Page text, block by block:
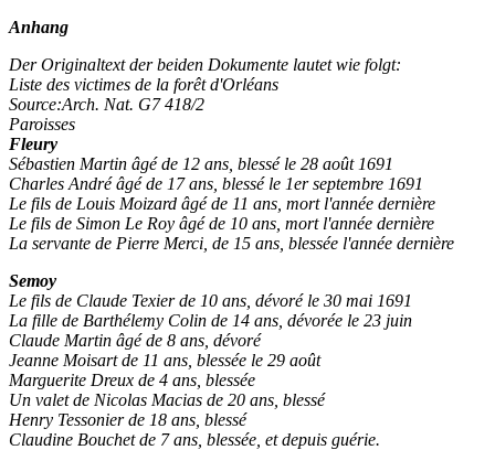
Anhang
Der Originaltext der beiden Dokumente lautet wie folgt:
Liste des victimes de la forêt d'Orléans
Source:Arch. Nat. G7 418/2
Paroisses
Fleury
Sébastien Martin âgé de 12 ans, blessé le 28 août 1691
Charles André âgé de 17 ans, blessé le 1er septembre 1691
Le fils de Louis Moizard âgé de 11 ans, mort l'année dernière
Le fils de Simon Le Roy âgé de 10 ans, mort l'année dernière
La servante de Pierre Merci, de 15 ans, blessée l'année dernière
Semoy
Le fils de Claude Texier de 10 ans, dévoré le 30 mai 1691
La fille de Barthélemy Colin de 14 ans, dévorée le 23 juin
Claude Martin âgé de 8 ans, dévoré
Jeanne Moisart de 11 ans, blessée le 29 août
Marguerite Dreux de 4 ans, blessée
Un valet de Nicolas Macias de 20 ans, blessé
Henry Tessonier de 18 ans, blessé
Claudine Bouchet de 7 ans, blessée, et depuis guérie.